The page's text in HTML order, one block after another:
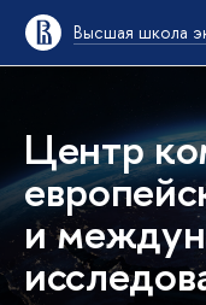
Высшая школа
Центр
и